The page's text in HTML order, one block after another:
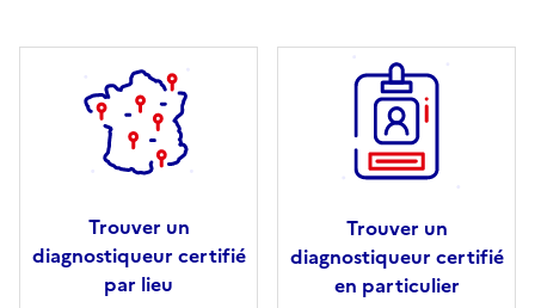
Trouver un
diagnostiqueur certifié
par lieu
Trouver un
diagnostiqueur certifié
en particulier